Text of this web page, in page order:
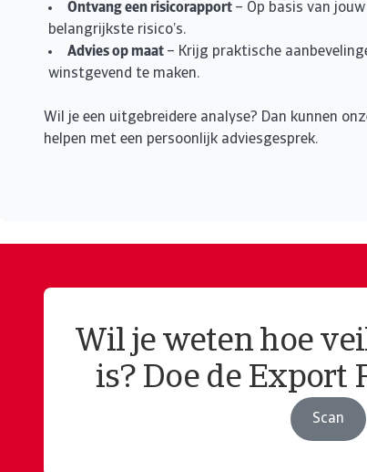
Ontvang een risicorapport – Op basis van
belangrijkste risico’s.
Advies op maat – Krijg praktische
winstgevend te maken.
Wil je een uitgebreidere analyse? Dan kunnen
helpen met een persoonlijk adviesgesprek.
Wil je weten hoe
is? Doe de Export
Scan